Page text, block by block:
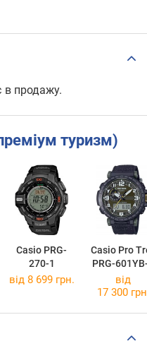
в продажу.
туризм)
Casio PRG-
270-1
Casio Pro
PRG-
від 8 699 грн.
від
17 300